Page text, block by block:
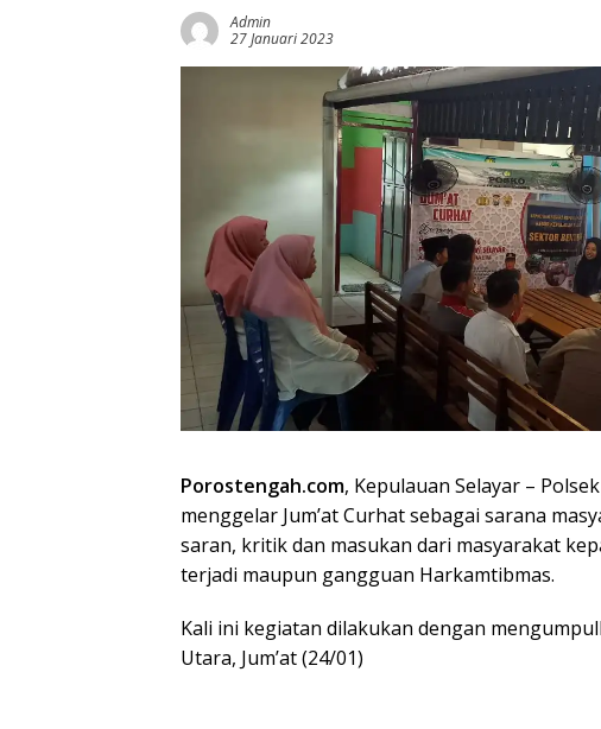
Admin
27 Januari 2023
Porostengah.com, Kepulauan Selayar –
menggelar Jum’at Curhat sebagai sarana
saran, kritik dan masukan dari masyarakat
terjadi maupun gangguan Harkamtibmas.
Kali ini kegiatan dilakukan dengan
Utara, Jum’at (24/01)